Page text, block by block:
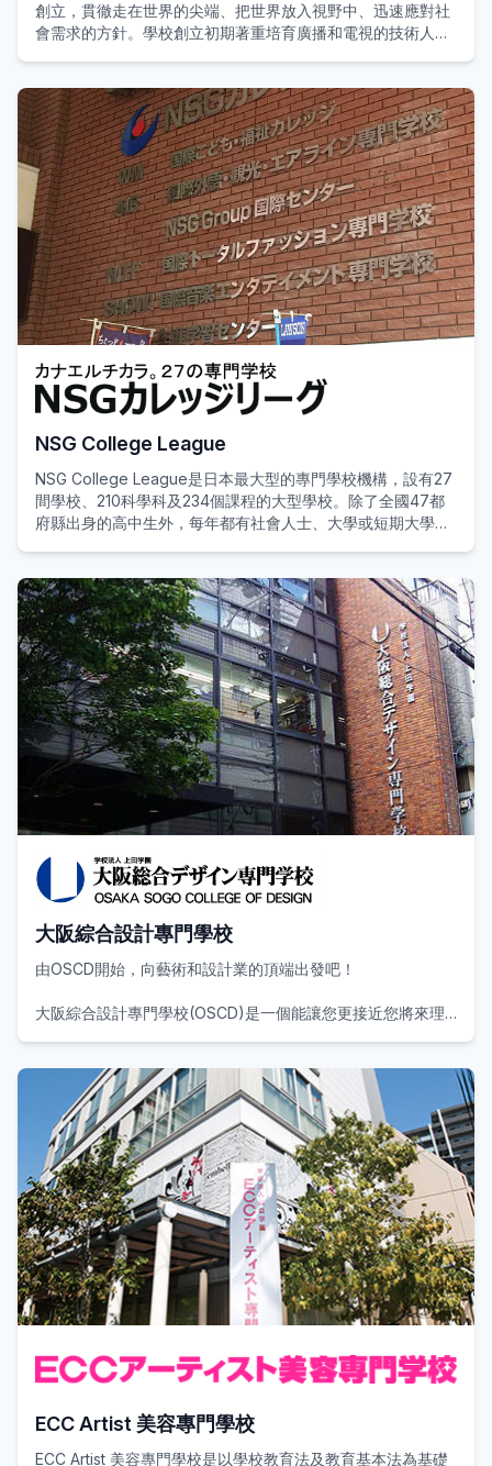
創立，貫徹走在世界的尖端、把世界放入視野中、迅速應對社
會需求的方針。學校創立初期著重培育廣播和電視的技術人
製作與電腦軟體設計。
到了80年代受到電腦與傳媒結合的潮流影響、迅速展開了電腦
繪圖等數碼技術人員的培養、同時奠定了基礎，培養各種活躍
在國際舞台的技術者。另外、從海外招聘機器人、人工智能領
域的創立者MIT的 Marvin Minsky教授、史坦佛大學的
Edward Feigenbaum教授、CMU的金出教授等、也開拓了人
工智能和智力機器技術領域的教育。 90年代以地球環保為主
題、著手投入太陽能汽車等的環境教育。並在強化與產業界的
聯合的同時，於教育中實踐與職業的結合。到了21世紀，因應
今後的寬頻時代亦展開了新的教育。
NSG College League
NSG College League是日本最大型的專門學校機構，設有27
間學校、210科學科及234個課程的大型學校。除了全國47都
府縣出身的高中生外，每年都有社會人士、大學或短期大學的
生、教育、社會福祉、商業實踐、服裝、家政、文化、文科】
的全部8個領域。除了區域及專門業界外，NSG集團與強大的
合作夥伴』異業種交流會501』的會員企業共同實現教育合
作。
這所學校體系最顯著的特色在於其「就業導向」及「產學合
作」，實行以「畢業即就業」為最終目標的龐大職業培訓，是
許多希望學習一技之長並留在日本就業的學生的熱門選擇。
大阪綜合設計專門學校
由OSCD開始，向藝術和設計業的頂端出發吧！
大阪綜合設計專門學校(OSCD)是一個能讓您更接近您將來理
您會停留在對夢想的憧憬中，還是實現夢想，全看您有多努力
去實踐。要不要從這裡踏出邁向夢想的第一步？
我們認為學習專業的表達技術及技巧，設施和設備的充實度是
重要的一大環節。
於本校，我們視每位學生能自由發揮創意為首要，在每個學科
亦設置有完善的實習設施。為了全體學生能使用最新型的設
備，我們正在優化製作環境，讓學生能處於舒適的環境進行製
作。
另外，我們亦設有學生大堂和印刷室等支援學生校園生活及表
ECC Artist 美容專門學校
ECC Artist 美容專門學校是以學校教育法及教育基本法為基礎